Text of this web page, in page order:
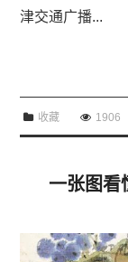
津交通广播...
收藏 1906
一张图看